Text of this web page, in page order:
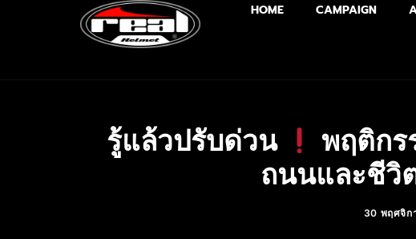
HOME CAMPAIGN
รู้แล้วปรับด่วน
พฤติกร
ถนนและชีวิ
30 พฤศจิก